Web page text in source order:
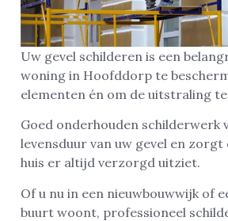
Uw gevel schilderen is een
woning in Hoofddorp te
elementen én om de uitstraling
Goed onderhouden schilderwerk
levensduur van uw gevel en
huis er altijd verzorgd uitziet.
Of u nu in een nieuwbouwwijk of
buurt woont, professioneel